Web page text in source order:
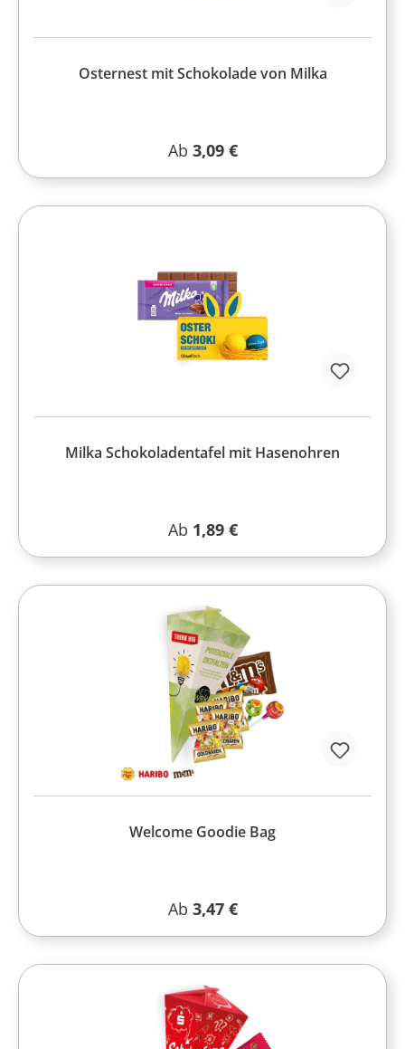
Osternest mit Schokolade von Milka
Regulärer Preis:
Ab 3,09 €
Milka Schokoladentafel mit Hasenohren
Regulärer Preis:
Ab 1,89 €
Welcome Goodie Bag
Regulärer Preis:
Ab 3,47 €